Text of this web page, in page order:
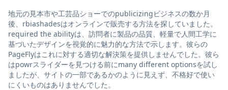
地元の見本市や工芸品ショーでのpublicizingビジネスの数か月
後、rbiashadesはオンラインで販売する方法を探していました。
required the abilityは、訪問者に製品の品質、軽量で人間工学に
基づいたデザインを視覚的に魅力的な方法で示します。彼らの
PageFlyはこれに対する適切な解決策を提供しませんでした。彼ら
はpowrスライダーを見つける前にmany different optionsを試し
ましたが、サイトの一部であるかのように見えず、不格好で使い
にくいものはありませんでした。